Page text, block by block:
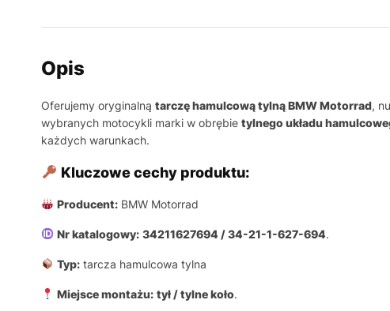
Opis
Oferujemy oryginalną tarczę hamulcową tylną BMW Motorrad,
wybranych motocykli marki w obrębie tylnego układu
każdych warunkach.
Kluczowe cechy produktu:
Producent:BMW Motorrad
Nr katalogowy: 34211627694 / 34-21-1-627-694.
Typ:tarcza hamulcowa tylna
Miejsce montażu: tył / tylne koło.